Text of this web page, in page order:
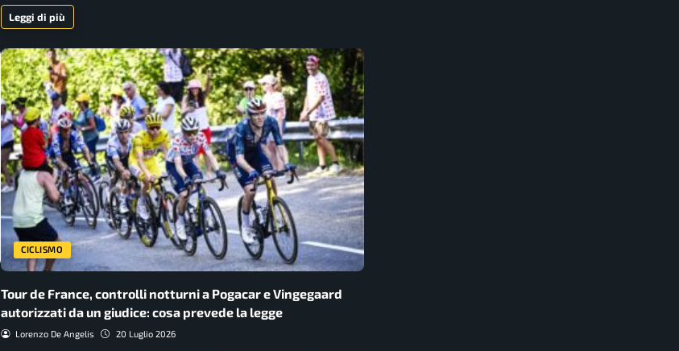
Leggi di più
CICLISMO
Tour de France, controlli notturni a Pogacar e Vingegaard
autorizzati da un giudice: cosa prevede la legge
Lorenzo De Angelis 20 Luglio 2026